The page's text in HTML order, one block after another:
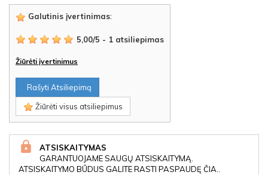
Galutinis įvertinimas:
5,00/5 - 1 atsiliepimas
Žiūrėti įvertinimus
Rašyti Atsiliepimą
Žiūrėti visus atsiliepimus
ATSISKAITYMAS
GARANTUOJAME SAUGŲ ATSISKAITYMĄ.
ATSISKAITYMO BŪDUS GALITE RASTI PASPAUDĘ ČIA..